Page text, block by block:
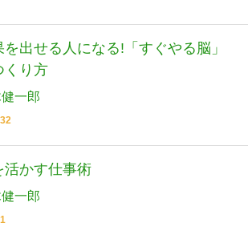
を出せる人になる!「すぐやる脳」
くり方
一郎
活かす仕事術
一郎